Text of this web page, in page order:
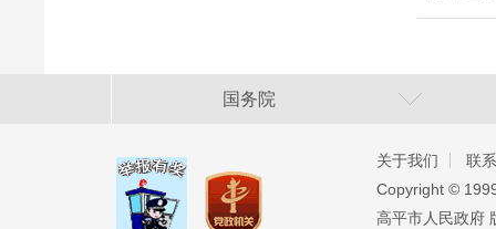
国务院
关于我们
联
Copyright ©️
高平市人民政府